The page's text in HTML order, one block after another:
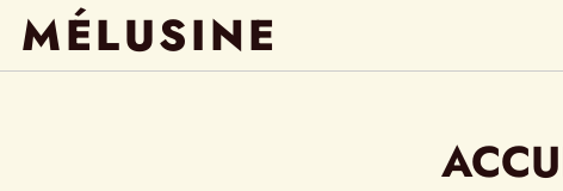
MÉLUSINE